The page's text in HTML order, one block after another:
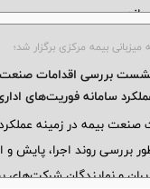
میزبانی بیمه مرکزی برگزار شد؛
بررسی اقدامات صنعت
سامانه فوریت‌های اداری
بیمه در زمینه
۱۲۸) به منظور بررسی روند اجرا،
و نمایندگان شرکت‌های